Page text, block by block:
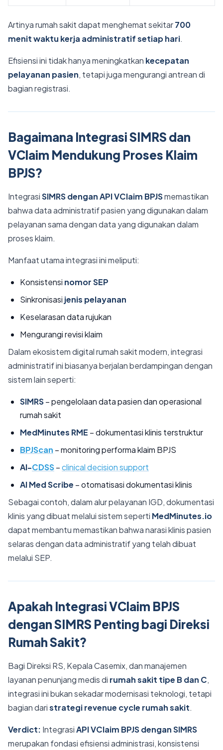
Artinya rumah sakit dapat menghemat sekitar700
menit waktu kerja administratif setiap hari.
Efisiensi ini tidak hanya meningkatkan kecepatan
pelayanan pasien, tetapi juga mengurangi antrean di
bagian registrasi.
Bagaimana Integrasi SIMRS dan
VClaim Mendukung Proses Klaim
BPJS?
IntegrasiSIMRS dengan API VClaim BPJSmemastikan
bahwa data administratif pasien yang digunakan dalam
pelayanan sama dengan data yang digunakan dalam
proses klaim.
Manfaat utama integrasi ini meliputi:
Konsistensi nomor SEP
Sinkronisasi jenis pelayanan
Keselarasan data rujukan
Mengurangi revisi klaim
Dalam ekosistem digital rumah sakit modern, integrasi
administratif ini biasanya berjalan berdampingan dengan
sistem lain seperti:
SIMRS– pengelolaan data pasien dan operasional
rumah sakit
MedMinutes RME – dokumentasi klinis terstruktur
BPJScan – monitoring performa klaim BPJS
AI-CDSS–clinical decision support
AI Med Scribe – otomatisasi dokumentasi klinis
Sebagai contoh, dalam alur pelayanan IGD, dokumentasi
klinis yang dibuat melalui sistem seperti MedMinutes.io
dapat membantu memastikan bahwa narasi klinis pasien
selaras dengan data administratif yang telah dibuat
melalui SEP.
Apakah Integrasi VClaim BPJS
dengan SIMRS Penting bagi Direksi
Rumah Sakit?
Bagi Direksi RS, Kepala Casemix, dan manajemen
layanan penunjang medis di rumah sakit tipe B dan C,
integrasi ini bukan sekadar modernisasi teknologi, tetapi
bagian daristrategi revenue cycle rumah sakit.
Verdict: IntegrasiAPI VClaim BPJS dengan SIMRS
merupakan fondasi efisiensi administrasi, konsistensi